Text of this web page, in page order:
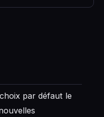
par défaut le